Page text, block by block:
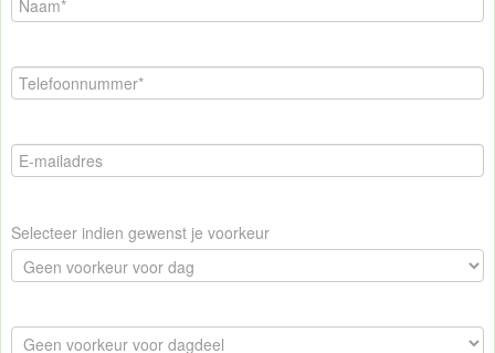
Selecteer indien gewenst je voorkeur